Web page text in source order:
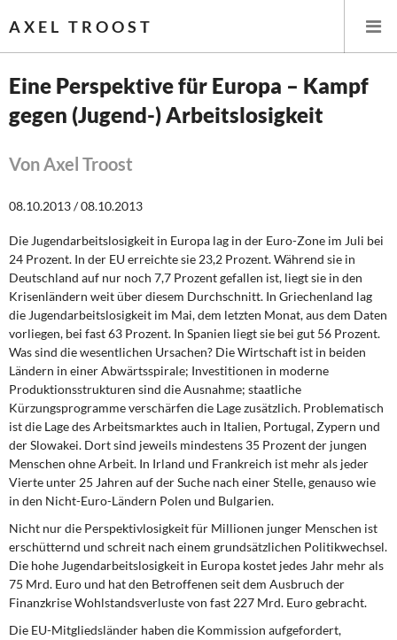
AXEL TROOST
Startseite
Themen
Leitlinien linker Wirtschafts- und Finanzpolitik
Wirtschaftspolitik
Steuer- und Finanzpolitik
Öffentliche Infrastruktur und Daseinsvorsorge
Eurokrise und Griechenland
DIE LINKE
Weitere Themen
Memo-Gruppe
Institut Solidarische Moderne
Rosa-Luxemburg-Stiftung
Über mich
Eine Perspektive für Europa – Kampf
gegen (Jugend-) Arbeitslosigkeit
Von Axel Troost
08.10.2013 / 08.10.2013
Die Jugendarbeitslosigkeit in Europa lag in der Euro-Zone im Juli bei
24 Prozent. In der EU erreichte sie 23,2 Prozent. Während sie in
Deutschland auf nur noch 7,7 Prozent gefallen ist, liegt sie in den
Krisenländern weit über diesem Durchschnitt. In Griechen­land lag
die Jugendarbeitslosigkeit im Mai, dem letzten Monat, aus dem Daten
vorliegen, bei fast 63 Prozent. In Spanien liegt sie bei gut 56 Prozent.
Was sind die wesentlichen Ursachen? Die Wirtschaft ist in beiden
Ländern in einer Abwärtsspirale; Investitionen in moderne
Produktionsstrukturen sind die Ausnahme; staatliche
Kürzungsprogramme verschärfen die Lage zusätzlich. Problematisch
ist die Lage des Arbeitsmarktes auch in Italien, Portugal, Zypern und
der Slowakei. Dort sind jeweils mindestens 35 Prozent der jungen
Menschen ohne Arbeit. In Irland und Frankreich ist mehr als jeder
Vierte unter 25 Jahren auf der Suche nach einer Stelle, genauso wie
in den Nicht-Euro-Ländern Polen und Bulgarien.
Nicht nur die Perspektivlosigkeit für Millionen junger Menschen ist
erschütternd und schreit nach einem grundsätzlichen Politikwechsel.
Die hohe Jugendarbeitslosigkeit in Europa kostet jedes Jahr mehr als
75 Mrd. Euro und hat den Betroffenen seit dem Ausbruch der
Finanzkrise Wohlstandsverluste von fast 227 Mrd. Euro gebracht.
Die EU-Mitgliedsländer haben die Kommission aufgefordert,